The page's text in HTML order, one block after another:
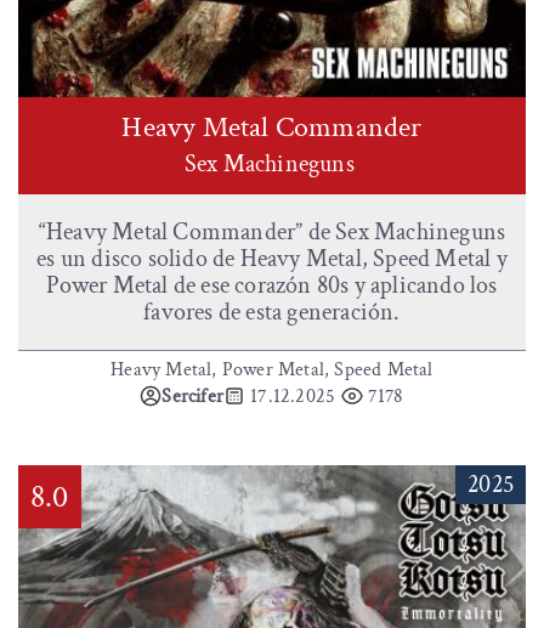
Heavy Metal Commander
Sex Machineguns
“Heavy Metal Commander” de Sex Machineguns
es un disco solido de Heavy Metal, Speed Metal y
Power Metal de ese corazón 80s y aplicando los
favores de esta generación.
Heavy Metal, Power Metal, Speed Metal
Sercifer
17.12.2025 7178
8.0 2025